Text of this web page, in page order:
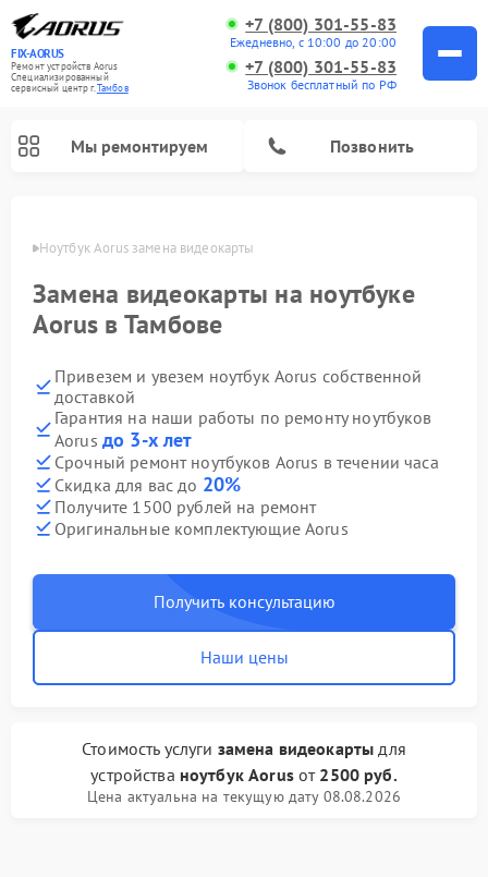
FIX-AORUS
Ремонт устройств Aorus
Специализированный
cервисный центр г.Тамбов
+7 (800) 301-55-83
Ежедневно, с 10:00 до 20:00
+7 (800) 301-55-83
Звонок бесплатный по РФ
Мы ремонтируем Позвонить
Ноутбук Aorus замена видеокарты
Замена видеокарты на ноутбуке
Aorus в Тамбове
Привезем и увезем ноутбук Aorus собственной
доставкой
Гарантия на наши работы по ремонту ноутбуков
Aorus до 3-х лет
Срочный ремонт ноутбуков Aorus в течении часа
Скидка для вас до 20%
Получите 1500 рублей на ремонт
Оригинальные комплектующие Aorus
Получить консультацию
Наши цены
Стоимость услуги замена видеокарты для
устройства ноутбук Aorusот 2500 руб.
Цена актуальна на текущую дату 08.08.2026